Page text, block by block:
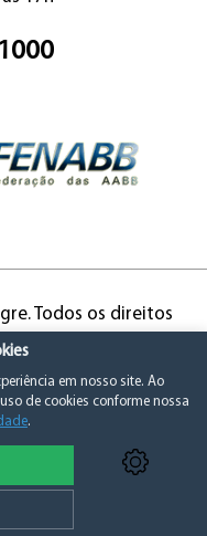
Todos os direitos
em nosso site. Ao
de cookies conforme nossa
.